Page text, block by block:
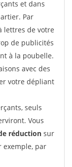
et dans
Par
lettres de votre
de publicités
à la poubelle.
avec des
votre dépliant
seuls
Vous
réduction sur
par